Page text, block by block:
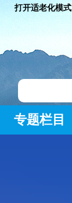
打开适老化模式
专题栏目